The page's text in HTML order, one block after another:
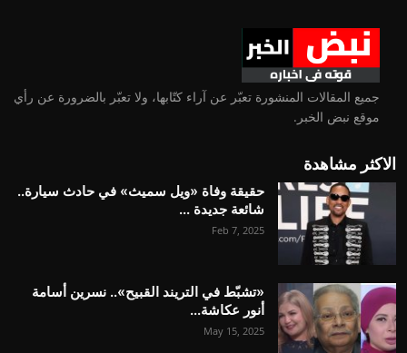
جميع المقالات المنشورة تعبّر عن آراء كتّابها، ولا تعبّر بالضرورة عن رأي
موقع نبض الخبر.
الاكثر مشاهدة
حقيقة وفاة «ويل سميث» في حادث سيارة..
شائعة جديدة ...
Feb 7, 2025
«تشبّط في التريند القبيح».. نسرين أسامة
أنور عكاشة...
May 15, 2025